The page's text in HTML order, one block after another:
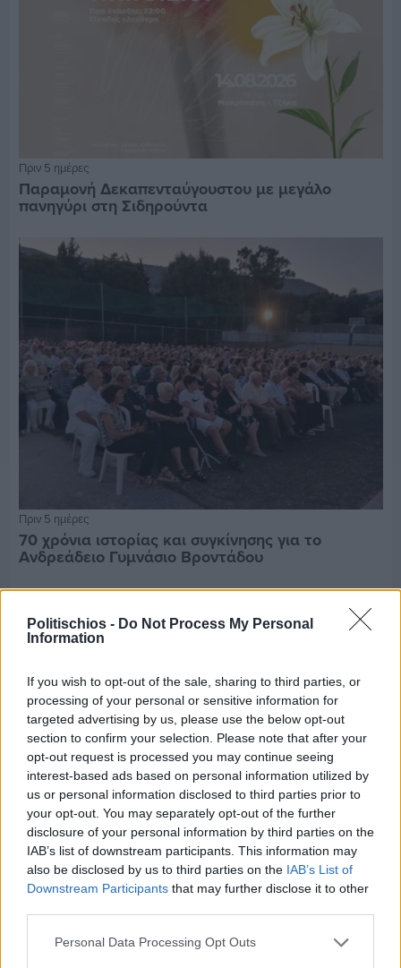
Politischios - Do Not Process My Personal
Information
If you wish to opt-out of the sale, sharing to third parties, or
processing of your personal or sensitive information for
targeted advertising by us, please use the below opt-out
section to confirm your selection. Please note that after your
opt-out request is processed you may continue seeing
interest-based ads based on personal information utilized by
us or personal information disclosed to third parties prior to
your opt-out. You may separately opt-out of the further
disclosure of your personal information by third parties on the
IAB’s list of downstream participants. This information may
also be disclosed by us to third parties on the IAB’s List of
Downstream Participants that may further disclose it to other
Personal Data Processing Opt Outs
Πριν 5 ημέρες
Παραμονή Δεκαπενταύγουστου με μεγάλο
πανηγύρι στη Σιδηρούντα
Πριν 5 ημέρες
70 χρόνια ιστορίας και συγκίνησης για το
Ανδρεάδειο Γυμνάσιο Βροντάδου
Πριν 5 ημέρες
Ο καιρός στη Χίο, σήμερα 3 Αυγούστου 2026
Διαφήμιση